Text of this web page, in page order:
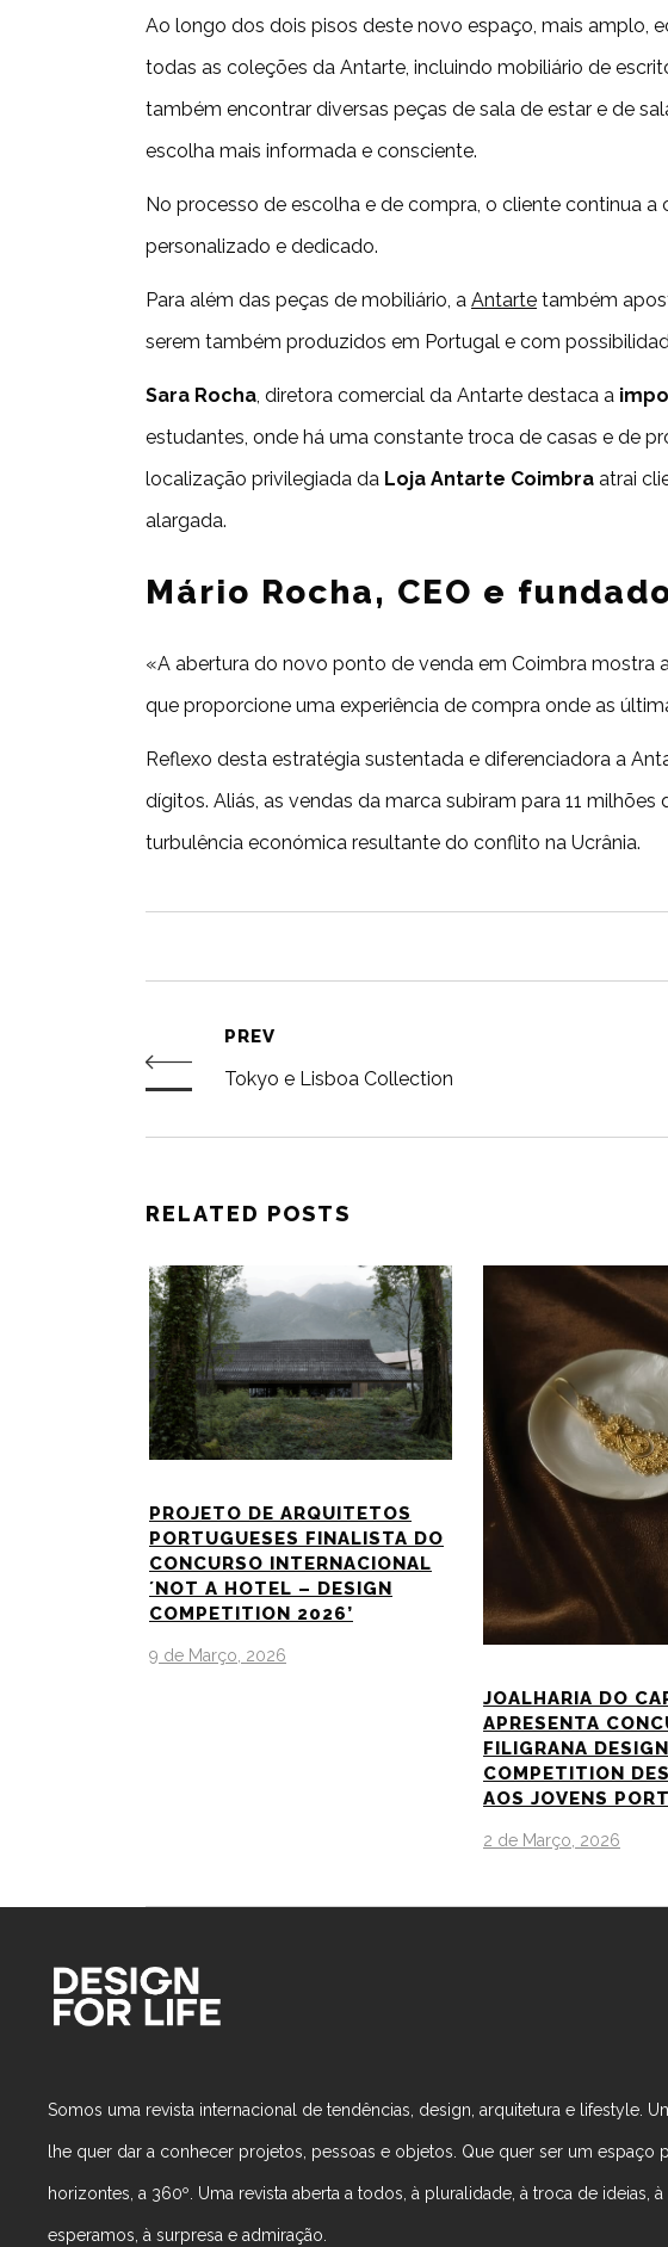
Ao longo dos dois pisos deste novo espaço, mais amplo,
todas as coleções da Antarte, incluindo mobiliário de
também encontrar diversas peças de sala de estar e de
escolha mais informada e consciente.
No processo de escolha e de compra, o cliente continua
personalizado e dedicado.
Para além das peças de mobiliário, a Antarte também
serem também produzidos em Portugal e com
Sara Rocha, diretora comercial da Antarte destaca a
estudantes, onde há uma constante troca de casas e de
localização privilegiada da Loja Antarte Coimbra atrai
alargada.
Mário Rocha, CEO e
«A abertura do novo ponto de venda em Coimbra mostra
que proporcione uma experiência de compra onde as
Reflexo desta estratégia sustentada e diferenciadora a
dígitos. Aliás, as vendas da marca subiram para 11
turbulência económica resultante do conflito na Ucrânia.
PREV
Tokyo e Lisboa Collection
RELATED POSTS
PROJETO DE ARQUITETOS
PORTUGUESES FINALISTA DO
CONCURSO INTERNACIONAL
´NOT A HOTEL – DESIGN
COMPETITION 2026’
9 de Março, 2026
JOALHARIA DO
APRESENTA
FILIGRANA DESIGN
COMPETITION
AOS JOVENS
2 de Março, 2026
Somos uma revista internacional de tendências, design, arquitetura e lifestyle.
lhe quer dar a conhecer projetos, pessoas e objetos. Que quer ser um espaço
horizontes, a 360º. Uma revista aberta a todos, à pluralidade, à troca de ideias, à
esperamos, à surpresa e admiração.